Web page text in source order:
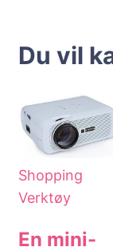
Du vil
Shopping
Verktøy
En mini-